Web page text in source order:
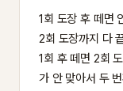
1회 도장 후 떼면
2회 도장까지 다
1회 후 떼면 2회
가 안 맞아서 두